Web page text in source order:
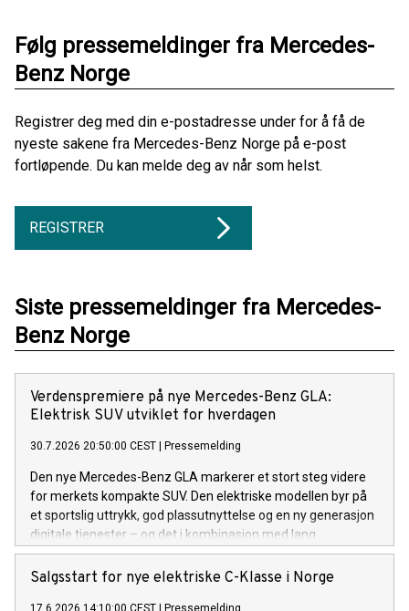
Følg pressemeldinger fra Mercedes-
Benz Norge
Registrer deg med din e-postadresse under for å få de
nyeste sakene fra Mercedes-Benz Norge på e-post
fortløpende. Du kan melde deg av når som helst.
REGISTRER
Siste pressemeldinger fra Mercedes-
Benz Norge
Verdenspremiere på nye Mercedes-Benz GLA:
Elektrisk SUV utviklet for hverdagen
30.7.2026 20:50:00 CEST | Pressemelding
Den nye Mercedes-Benz GLA markerer et stort steg videre
for merkets kompakte SUV. Den elektriske modellen byr på
et sportslig uttrykk, god plassutnyttelse og en ny generasjon
digitale tjenester – og det i kombinasjon med lang
rekkevidde og rask lading.
Salgsstart for nye elektriske C-Klasse i Norge
17.6.2026 14:10:00 CEST | Pressemelding